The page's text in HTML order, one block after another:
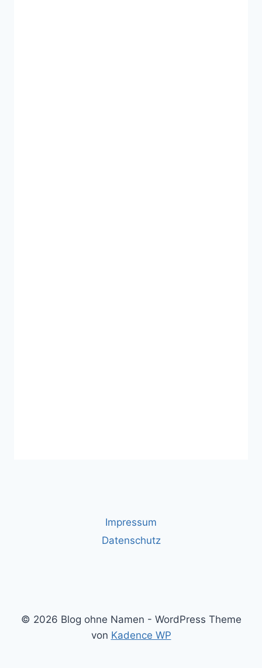
Impressum
Datenschutz
© 2026 Blog ohne Namen - WordPress Theme
von Kadence WP